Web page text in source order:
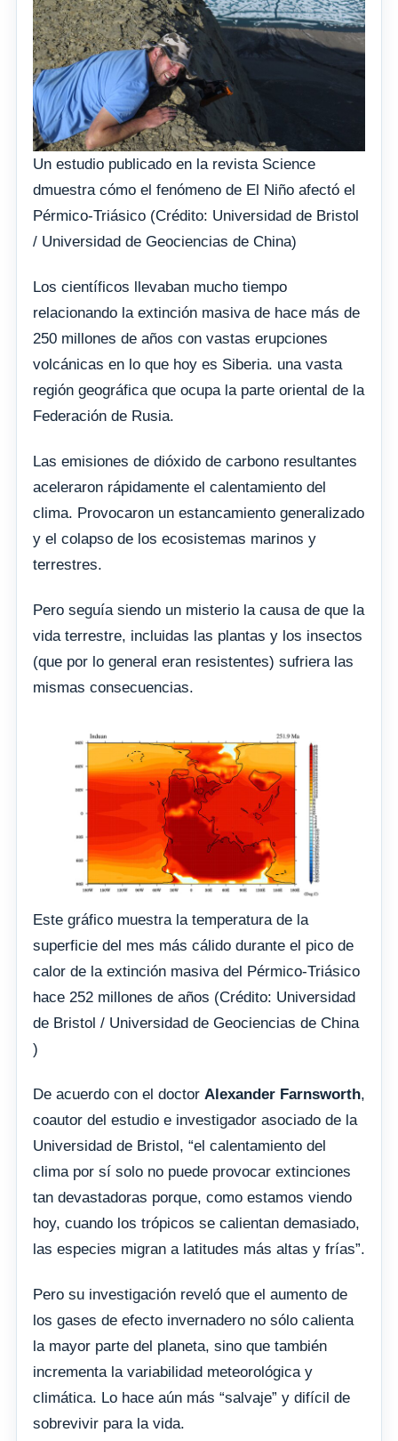
Un estudio publicado en la revista Science
dmuestra cómo el fenómeno de El Niño afectó el
Pérmico-Triásico (Crédito: Universidad de Bristol
/ Universidad de Geociencias de China)
Los científicos llevaban mucho tiempo
relacionando la extinción masiva de hace más de
250 millones de años con vastas erupciones
volcánicas en lo que hoy es Siberia. una vasta
región geográfica que ocupa la parte oriental de la
Federación de Rusia.
Las emisiones de dióxido de carbono resultantes
aceleraron rápidamente el calentamiento del
clima. Provocaron un estancamiento generalizado
y el colapso de los ecosistemas marinos y
terrestres.
Pero seguía siendo un misterio la causa de que la
vida terrestre, incluidas las plantas y los insectos
(que por lo general eran resistentes) sufriera las
mismas consecuencias.
Este gráfico muestra la temperatura de la
superficie del mes más cálido durante el pico de
calor de la extinción masiva del Pérmico-Triásico
hace 252 millones de años (Crédito: Universidad
de Bristol / Universidad de Geociencias de China
)
De acuerdo con el doctor Alexander Farnsworth,
coautor del estudio e investigador asociado de la
Universidad de Bristol, “el calentamiento del
clima por sí solo no puede provocar extinciones
tan devastadoras porque, como estamos viendo
hoy, cuando los trópicos se calientan demasiado,
las especies migran a latitudes más altas y frías”.
Pero su investigación reveló que el aumento de
los gases de efecto invernadero no sólo calienta
la mayor parte del planeta, sino que también
incrementa la variabilidad meteorológica y
climática. Lo hace aún más “salvaje” y difícil de
sobrevivir para la vida.